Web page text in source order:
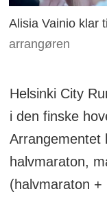
Alisia Vainio klar
arrangøren
Helsinki City
i den finske
Arrangementet
halvmaraton,
(halvmaraton +